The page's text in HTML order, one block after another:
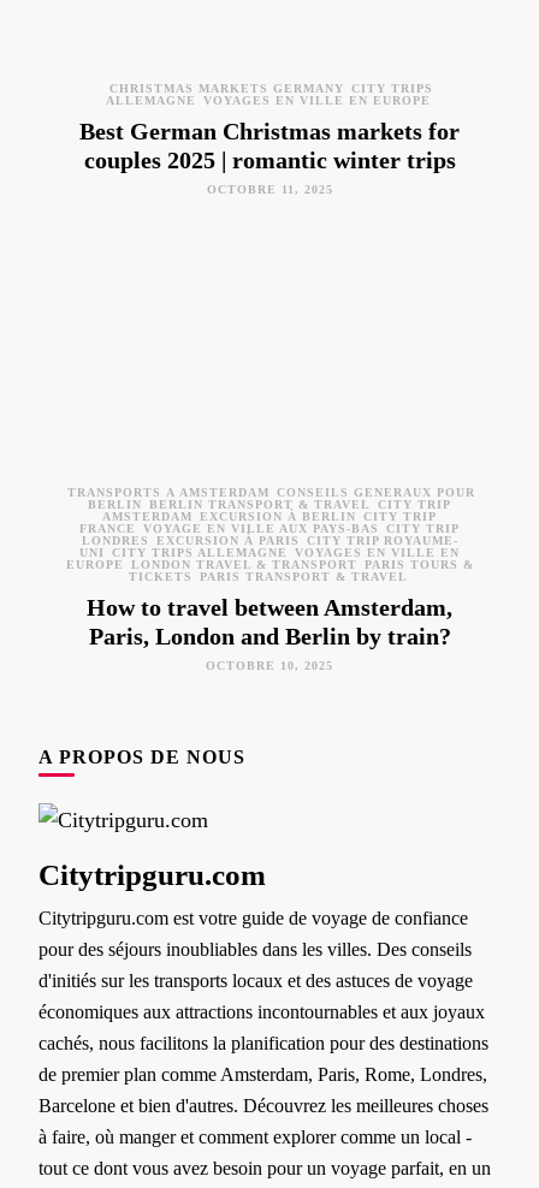
CHRISTMAS MARKETS GERMANY
CITY TRIPS
ALLEMAGNE
VOYAGES EN VILLE EN EUROPE
Best German Christmas markets for
couples 2025 | romantic winter trips
OCTOBRE 11, 2025
TRANSPORTS À AMSTERDAM
CONSEILS GÉNÉRAUX POUR
BERLIN
BERLIN TRANSPORT & TRAVEL
CITY TRIP
AMSTERDAM
EXCURSION À BERLIN
CITY TRIP
FRANCE
VOYAGE EN VILLE AUX PAYS-BAS
CITY TRIP
LONDRES
EXCURSION À PARIS
CITY TRIP ROYAUME-
UNI
CITY TRIPS ALLEMAGNE
VOYAGES EN VILLE EN
EUROPE
LONDON TRAVEL & TRANSPORT
PARIS TOURS &
TICKETS
PARIS TRANSPORT & TRAVEL
How to travel between Amsterdam,
Paris, London and Berlin by train?
OCTOBRE 10, 2025
A PROPOS DE NOUS
Citytripguru.com
Citytripguru.com est votre guide de voyage de confiance
pour des séjours inoubliables dans les villes. Des conseils
d'initiés sur les transports locaux et des astuces de voyage
économiques aux attractions incontournables et aux joyaux
cachés, nous facilitons la planification pour des destinations
de premier plan comme Amsterdam, Paris, Rome, Londres,
Barcelone et bien d'autres. Découvrez les meilleures choses
à faire, où manger et comment explorer comme un local -
tout ce dont vous avez besoin pour un voyage parfait, en un